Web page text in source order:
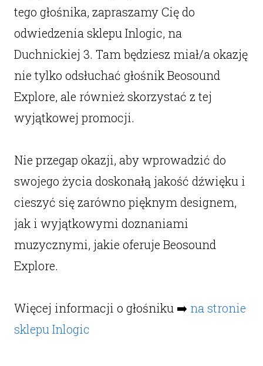
tego głośnika, zapraszamy Cię do
odwiedzenia sklepu Inlogic, na
Duchnickiej 3. Tam będziesz miał/a okazję
nie tylko odsłuchać głośnik Beosound
Explore, ale również skorzystać z tej
wyjątkowej promocji.
Nie przegap okazji, aby wprowadzić do
swojego życia doskonałą jakość dźwięku i
cieszyć się zarówno pięknym designem,
jak i wyjątkowymi doznaniami
muzycznymi, jakie oferuje Beosound
Explore.
Więcej informacji o głośniku ➡️ na stronie
sklepu Inlogic